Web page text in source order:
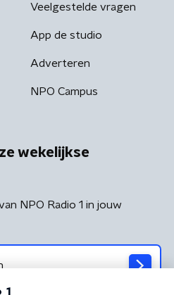
Veelgestelde vragen
App de studio
Adverteren
NPO Campus
wekelijkse
NPO Radio 1 in jouw